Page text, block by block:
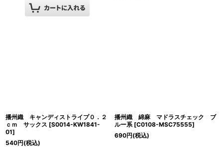
播州織 キャンディストライプ０．２
ｃｍ サックス [S0014-KW1841-
01]
540円(税込)
播州織 綿麻 マドラスチェック ブ
ルー系 [C0108-MSC75555]
690円(税込)